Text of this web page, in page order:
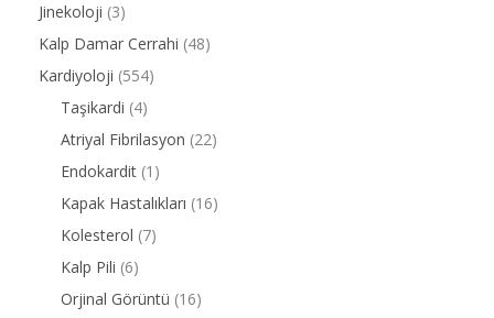
Jinekoloji (3)
Kalp Damar Cerrahi (48)
Kardiyoloji (554)
Taşikardi (4)
Atriyal Fibrilasyon (22)
Endokardit (1)
Kapak Hastalıkları (16)
Kolesterol (7)
Kalp Pili (6)
Orjinal Görüntü (16)